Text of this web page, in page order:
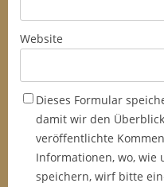
Website
Dieses Formular
damit wir den
veröffentlichte
Informationen, wo, wie
speichern, wirf bitte